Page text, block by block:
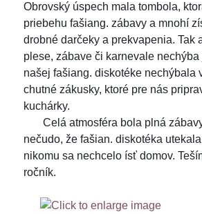
Obrovský úspech mala tombola,
priebehu fašiang. zábavy a mnohí
drobné darčeky a prekvapenia. Tak
plese, zábave či karnevale
našej fašiang. diskotéke nechýbala
chutné zákusky, ktoré pre nás
kuchárky.
Celá atmosféra bola plná
nečudo, že fašian. diskotéka
nikomu sa nechcelo ísť domov.
ročník.